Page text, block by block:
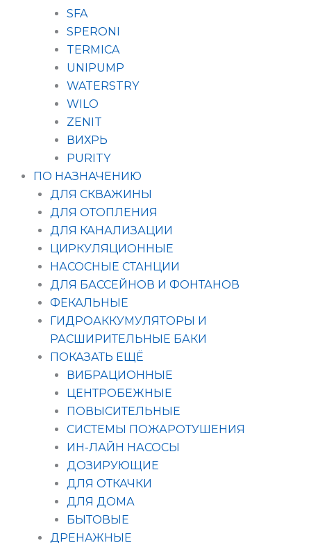
SFA
SPERONI
TERMICA
UNIPUMP
WATERSTRY
WILO
ZENIT
ВИХРЬ
PURITY
ПО НАЗНАЧЕНИЮ
ДЛЯ СКВАЖИНЫ
ДЛЯ ОТОПЛЕНИЯ
ДЛЯ КАНАЛИЗАЦИИ
ЦИРКУЛЯЦИОННЫЕ
НАСОСНЫЕ СТАНЦИИ
ДЛЯ БАССЕЙНОВ И ФОНТАНОВ
ФЕКАЛЬНЫЕ
ГИДРОАККУМУЛЯТОРЫ И
РАСШИРИТЕЛЬНЫЕ БАКИ
ПОКАЗАТЬ ЕЩЁ
ВИБРАЦИОННЫЕ
ЦЕНТРОБЕЖНЫЕ
ПОВЫСИТЕЛЬНЫЕ
СИСТЕМЫ ПОЖАРОТУШЕНИЯ
ИН-ЛАЙН НАСОСЫ
ДОЗИРУЮЩИЕ
ДЛЯ ОТКАЧКИ
ДЛЯ ДОМА
БЫТОВЫЕ
ДРЕНАЖНЫЕ